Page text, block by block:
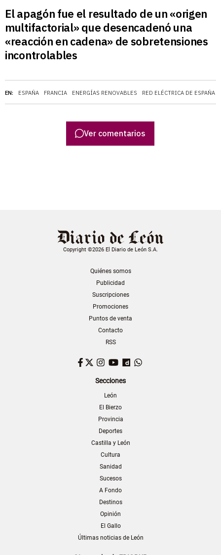
EN: ESPAÑA FRANCIA ENERGÍAS RENOVABLES RED ELÉCTRICA DE ESPAÑA
El apagón fue el resultado de un «origen
multifactorial» que desencadenó una
«reacción en cadena» de sobretensiones
incontrolables
Ver comentarios
Copyright ©2026 El Diario de León S.A.
Quiénes somos
Publicidad
Suscripciones
Promociones
Puntos de venta
Contacto
RSS
Facebook
TwitterInstagram
YouTubeDailymotion
Secciones
León
El Bierzo
Provincia
Deportes
Castilla y León
Cultura
Sanidad
Sucesos
A Fondo
Destinos
Opinión
El Gallo
Últimas noticias de León